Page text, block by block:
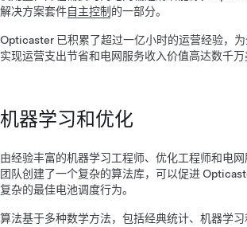
解决方案套件自主控制 的一部分。
Opticaster 已积累了超过一亿小时的运营经验，为
实现运营支出节省和电网服务收入价值高达数千万
机器学习和优化
由经验丰富的机器学习工程师、优化工程师和电
团队创建了一个复杂的算法库，可以促进
复杂的最佳电池调度行为。
算法基于多种数学方法，包括经典统计、机器学